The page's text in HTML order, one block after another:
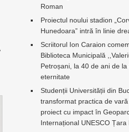
Roman
Proiectul noului stadion
Hunedoara” intră în linie
Scriitorul Ion Caraion
Biblioteca Municipală
Petroșani, la 40 de ani de
eternitate
Studenții Universității din
transformat practica de
proiect cu impact în
Internațional UNESCO Țara